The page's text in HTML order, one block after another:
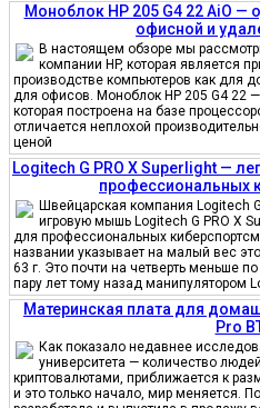
Моноблок HP 205 G4 22 AiO —
офисной и
В настоящем обзоре мы
компании HP, которая является
производстве компьютеров как для
для офисов. Моноблок HP 205 G4 22
которая построена на базе
отличается неплохой
ценой
Logitech G PRO X Superlight —
профессиональных
Швейцарская компания Logitech
игровую мышь Logitech G PRO X
для профессиональных
названии указывает на малый вес
63 г. Это почти на четверть меньше
пару лет тому назад манипулятором
Материнская плата для
Pro
Как показало недавнее
университета — количество
криптовалютами, приближается к
и это только начало, мир меняется.